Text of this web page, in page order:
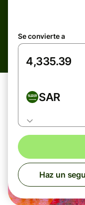
Se convierte a
SAR
Haz un